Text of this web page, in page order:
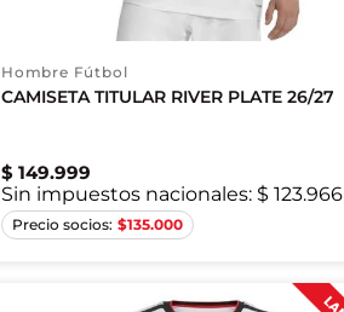
Hombre Fútbol
CAMISETA TITULAR RIVER PLATE 26/27
$ 149.999
Sin impuestos nacionales: $ 123.966
$135.000
XS S M L XL 2XL